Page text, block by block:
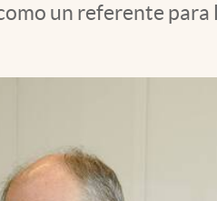
un referente